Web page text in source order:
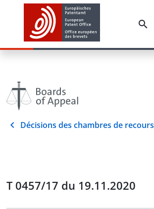
Décisions des chambres de recours
T 0457/17 du 19.11.2020